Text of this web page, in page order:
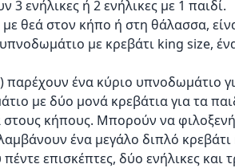
ενήλικες ή 2 ενήλικες με 1 παιδί.
θεά στον κήπο ή στη θάλασσα,
με κρεβάτι king size,
παρέχουν ένα κύριο υπνοδωμάτιο
με δύο μονά κρεβάτια για τα
κήπους. Μπορούν να
ένα μεγάλο διπλό
επισκέπτες, δύο ενήλικες και